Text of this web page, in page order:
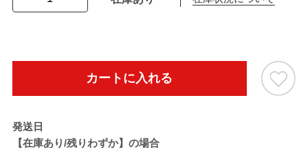
カートに入れる
発送日
【在庫あり/残りわずか】の場合